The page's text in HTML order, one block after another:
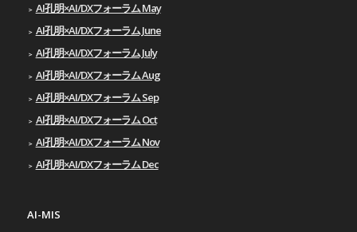
AI孔明×AI/DXフォーラム May
AI孔明×AI/DXフォーラム June
AI孔明×AI/DXフォーラム July
AI孔明×AI/DXフォーラム Aug
AI孔明×AI/DXフォーラム Sep
AI孔明×AI/DXフォーラム Oct
AI孔明×AI/DXフォーラム Nov
AI孔明×AI/DXフォーラム Dec
AI-MIS